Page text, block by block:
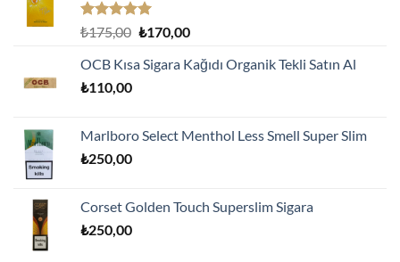
5 üzerinden
oy
aldı
₺175,00 Orijinal
₺175,00.
₺170,00Şu
fiyat:
OCB Kısa Sigara Kağıdı Organik Tekli Satın Al
₺110,00
Marlboro Select Menthol Less Smell Super Slim
₺250,00
Corset Golden Touch Superslim Sigara
₺250,00